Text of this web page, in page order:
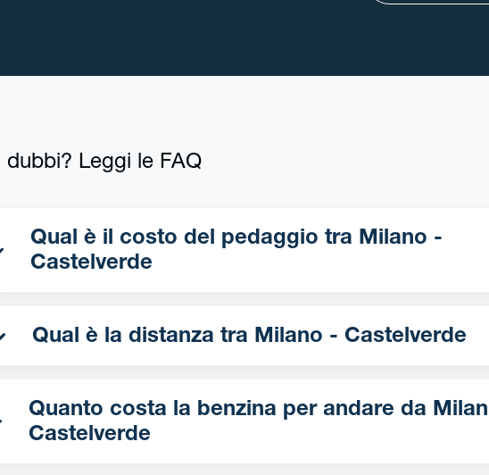
dubbi? Leggi le FAQ
Qual è il costo del pedaggio tra Milano -
Castelverde
Qual è la distanza tra Milano - Castelverde
Quanto costa la benzina per andare da Milano -
Castelverde